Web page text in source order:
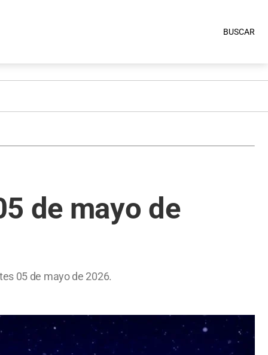
BUSCAR
de mayo de
05 de mayo de 2026.